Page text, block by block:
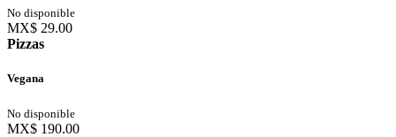
No disponible
MX$ 29.00
Pizzas
Vegana
No disponible
MX$ 190.00